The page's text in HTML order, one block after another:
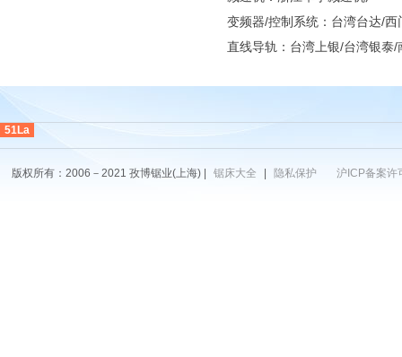
变频器/控制系统：台湾台达/西
直线导轨：台湾上银/台湾银泰/
51La
版权所有：2006－2021 孜博锯业(上海) | 锯床大全 隐私保护 沪ICP备案许